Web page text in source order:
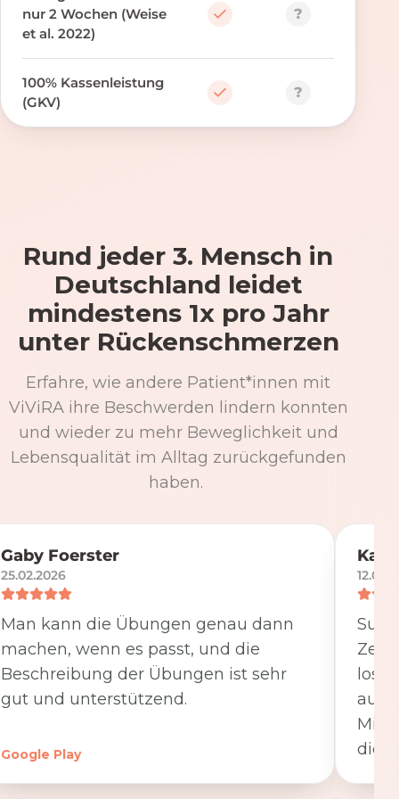
nur 2 Wochen (Weise
et al. 2022)
?
100% Kassenleistung
(GKV)
?
Rund jeder 3. Mensch in
Deutschland leidet
mindestens 1x pro Jahr
unter Rückenschmerzen
Erfahre, wie andere Patient*innen mit
ViViRA ihre Beschwerden lindern konnten
und wieder zu mehr Beweglichkeit und
Lebensqualität im Alltag zurückgefunden
haben.
Gaby Foerster
25.02.2026
Man kann die Übungen genau dann
machen, wenn es passt, und die
Beschreibung der Übungen ist sehr
gut und unterstützend.
Google Play
Zeit
die